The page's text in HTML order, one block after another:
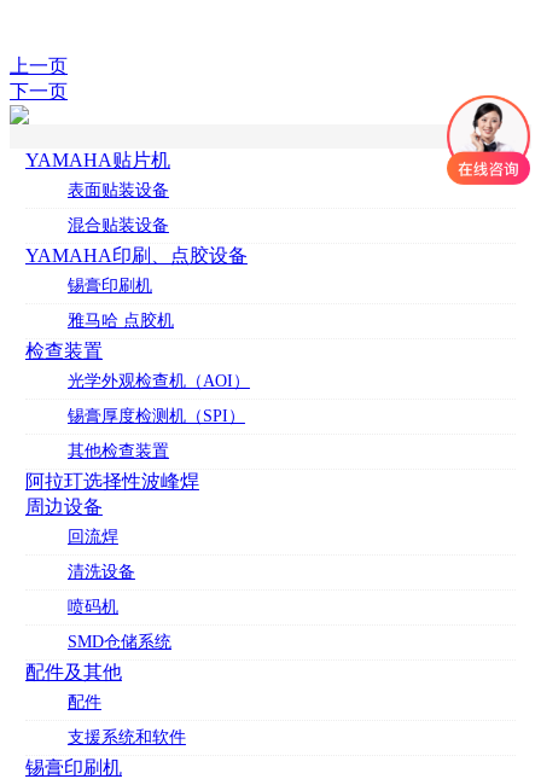
上一页
下一页
YAMAHA贴片机
表面贴装设备
混合贴装设备
YAMAHA印刷、点胶设备
锡膏印刷机
雅马哈 点胶机
检查装置
光学外观检查机（AOI）
锡膏厚度检测机（SPI）
其他检查装置
阿拉玎选择性波峰焊
周边设备
回流焊
清洗设备
喷码机
SMD仓储系统
配件及其他
配件
支援系统和软件
锡膏印刷机